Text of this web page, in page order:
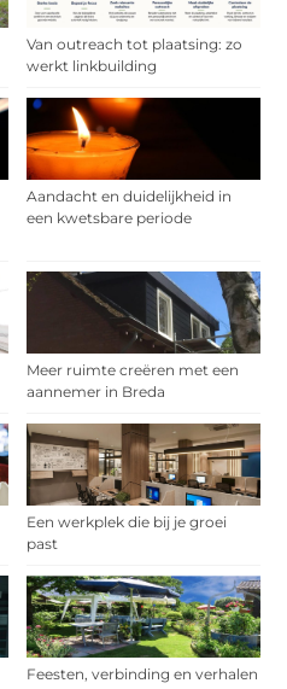
Van outreach tot plaatsing: zo
werkt linkbuilding
Aandacht en duidelijkheid in
een kwetsbare periode
Meer ruimte creëren met een
aannemer in Breda
Een werkplek die bij je groei
past
Feesten, verbinding en verhalen